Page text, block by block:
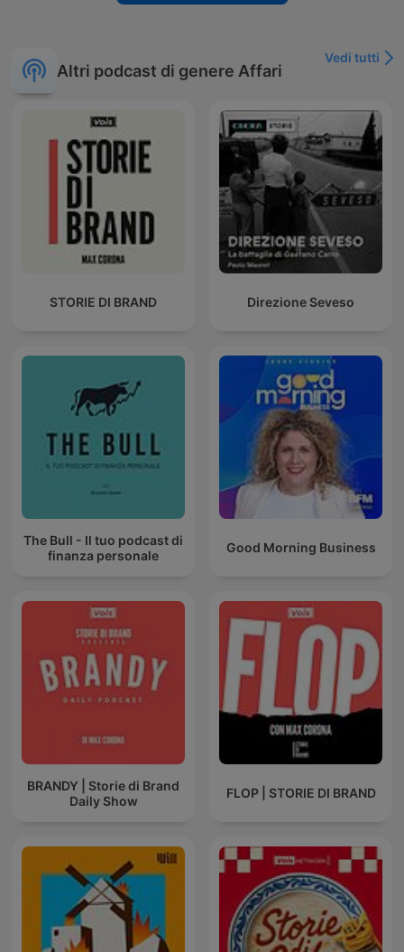
Altri podcast di genere Affari
Vedi tutti
STORIE DI BRAND Direzione Seveso
The Bull - Il tuo podcast di
finanza personale
Good Morning Business
BRANDY | Storie di Brand
Daily Show
FLOP | STORIE DI BRAND